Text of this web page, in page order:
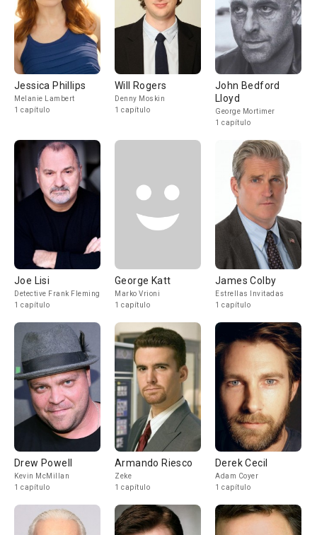
Jessica Phillips
Melanie Lambert
1 capítulo
Will Rogers
Denny Moskin
1 capítulo
John Bedford
Lloyd
George Mortimer
1 capítulo
Joe Lisi
Detective Frank Fleming
1 capítulo
George Katt
Marko Vrioni
1 capítulo
James Colby
Estrellas Invitadas
1 capítulo
Drew Powell
Kevin McMillan
1 capítulo
Armando Riesco
Zeke
1 capítulo
Derek Cecil
Adam Coyer
1 capítulo